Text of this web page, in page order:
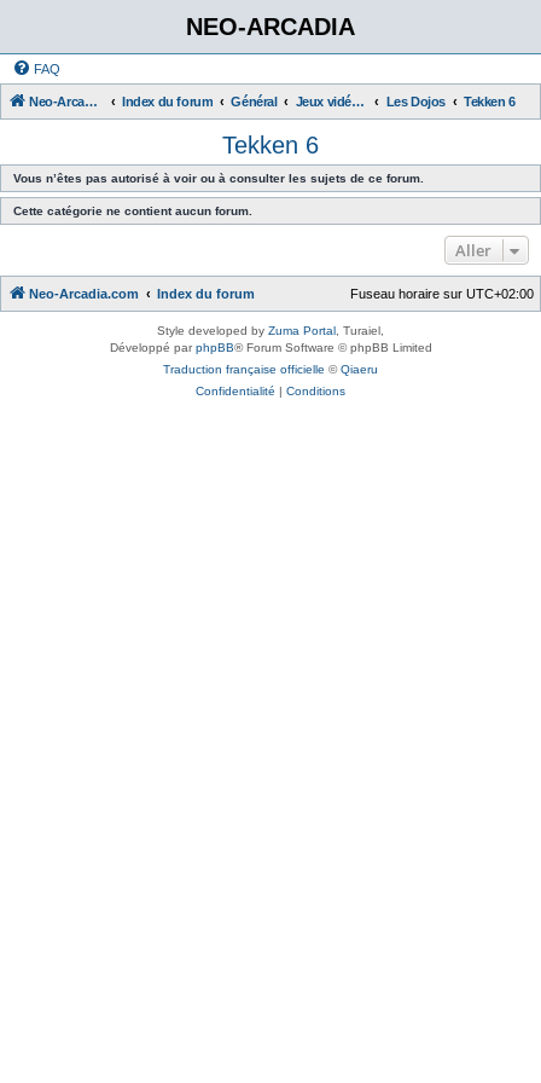
NEO-ARCADIA
FAQ
Neo-Arcadia.com Index du forum Général Jeux vidéo d'arcade Les Dojos Tekken 6
Tekken 6
Vous n’êtes pas autorisé à voir ou à consulter les sujets de ce forum.
Cette catégorie ne contient aucun forum.
Aller
Neo-Arcadia.com Index du forum Fuseau horaire sur UTC+02:00
Style developed by Zuma Portal , Turaiel,
Développé parphpBB® Forum Software © phpBB Limited
Traduction française officielle ©Qiaeru
Confidentialité | Conditions